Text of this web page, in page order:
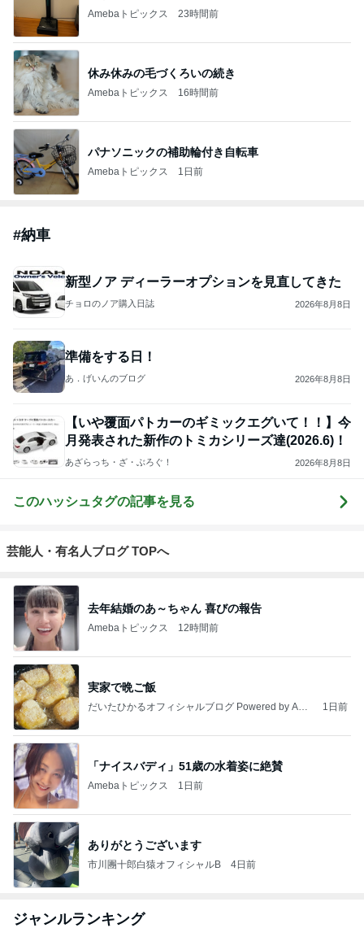
Amebaトピックス 23時間前
休み休みの毛づくろいの続き
Amebaトピックス 16時間前
パナソニックの補助輪付き自転車
Amebaトピックス 1日前
#納車
新型ノア ディーラーオプションを見直してきた
チョロのノア購入日誌 2026年8月8日
準備をする日！
あ．げいんのブログ 2026年8月8日
【いや覆面パトカーのギミックエグいて！！】今
月発表された新作のトミカシリーズ達(2026.6)！
あざらっち・ざ・ぶろぐ！ 2026年8月8日
このハッシュタグの記事を見る
芸能人・有名人ブログ TOPへ
去年結婚のあ～ちゃん 喜びの報告
Amebaトピックス 12時間前
実家で晩ご飯
だいたひかるオフィシャルブログ Powered by Ame
1日前
「ナイスバディ」51歳の水着姿に絶賛
Amebaトピックス 1日前
ありがとうございます
市川團十郎白猿オフィシャルB 4日前
ジャンルランキング